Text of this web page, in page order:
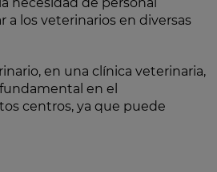
a los veterinarios en diversas
en una clínica veterinaria,
en el
centros, ya que puede